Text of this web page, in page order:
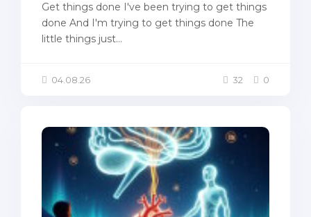
Get things done I've been trying to get things
done And I'm trying to get things done The
little things just...
04.08.26 32 0